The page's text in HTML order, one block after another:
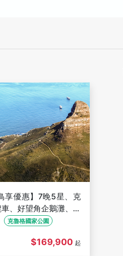
享優惠】7晚5星、克
、好望角企鵝灘、太
克魯格國家公園
$169,900 起